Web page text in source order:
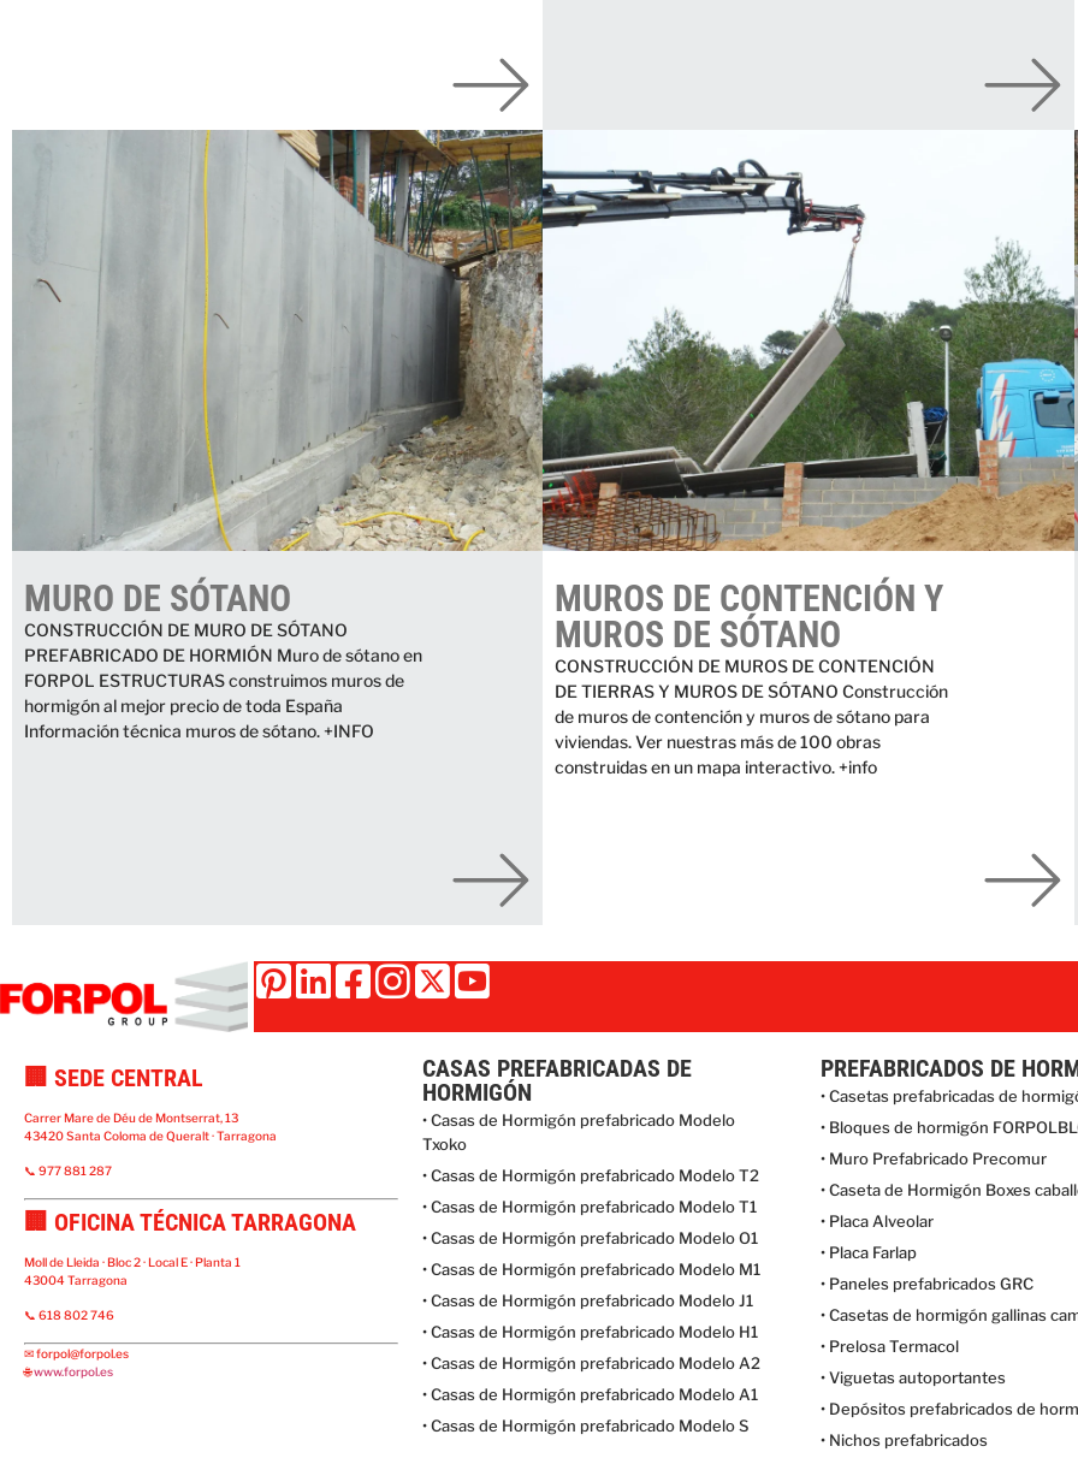
MURO DE SÓTANO
CONSTRUCCIÓN DE MURO DE SÓTANO
PREFABRICADO DE HORMIÓN Muro de sótano en
FORPOL ESTRUCTURAS construimos muros de
hormigón al mejor precio de toda España
Información técnica muros de sótano. +INFO
MUROS DE CONTENCIÓN Y
MUROS DE SÓTANO
CONSTRUCCIÓN DE MUROS DE CONTENCIÓN
DE TIERRAS Y MUROS DE SÓTANO Construcción
de muros de contención y muros de sótano para
viviendas. Ver nuestras más de 100 obras
construidas en un mapa interactivo. +info
🏢 SEDE CENTRAL
Carrer Mare de Déu de Montserrat, 13
43420 Santa Coloma de Queralt · Tarragona
📞 977 881 287
🏢 OFICINA TÉCNICA TARRAGONA
Moll de Lleida · Bloc 2 · Local E · Planta 1
43004 Tarragona
📞 618 802 746
✉forpol@forpol.es
🌐www.forpol.es
CASAS PREFABRICADAS DE
HORMIGÓN
• Casas de Hormigón prefabricado Modelo
Txoko
• Casas de Hormigón prefabricado Modelo T2
• Casas de Hormigón prefabricado Modelo T1
• Casas de Hormigón prefabricado Modelo O1
• Casas de Hormigón prefabricado Modelo M1
• Casas de Hormigón prefabricado Modelo J1
• Casas de Hormigón prefabricado Modelo H1
• Casas de Hormigón prefabricado Modelo A2
• Casas de Hormigón prefabricado Modelo A1
• Casas de Hormigón prefabricado Modelo S
PREFABRICADOS DE
• Casetas prefabricadas de
• Bloques de hormigón
• Muro Prefabricado Precomur
• Caseta de Hormigón Boxes
• Placa Alveolar
• Placa Farlap
• Paneles prefabricados GRC
• Casetas de hormigón gallinas
• Prelosa Termacol
• Viguetas autoportantes
• Depósitos prefabricados de
• Nichos prefabricados